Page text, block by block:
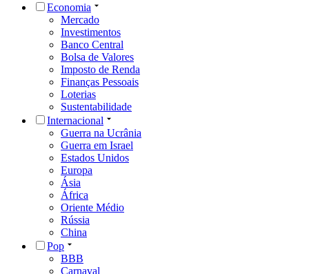
Economia
Mercado
Investimentos
Banco Central
Bolsa de Valores
Imposto de Renda
Finanças Pessoais
Loterias
Sustentabilidade
Internacional
Guerra na Ucrânia
Guerra em Israel
Estados Unidos
Europa
Ásia
África
Oriente Médio
Rússia
China
Pop
BBB
Carnaval